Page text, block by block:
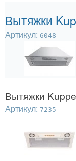
Вытяжки
Артикул: 6048
Вытяжки
Артикул: 7235